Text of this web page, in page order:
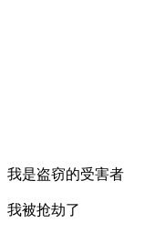
我是盗窃的受害者
我被抢劫了